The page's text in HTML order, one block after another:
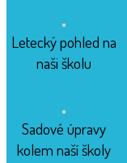
Letecký pohled na
naši školu
Sadové úpravy
kolem naší školy